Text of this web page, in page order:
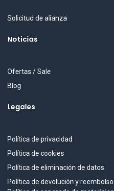
Solicitud de alianza
Noticias
Ofertas / Sale
Blog
Legales
Política de privacidad
Política de cookies
Política de eliminación de datos
Política de devolución y reembolso